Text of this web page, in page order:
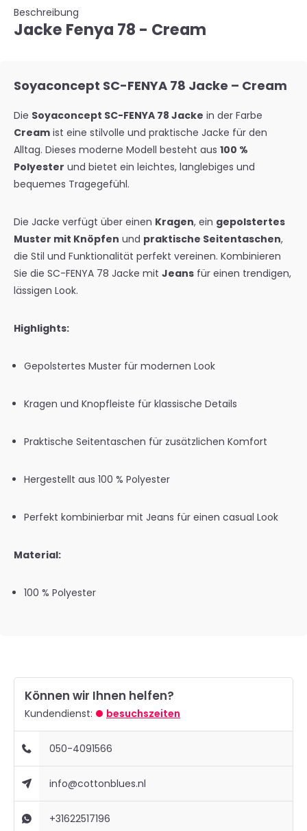
Beschreibung
Jacke Fenya 78 - Cream
Soyaconcept SC-FENYA 78 Jacke – Cream
Die Soyaconcept SC-FENYA 78 Jacke in der Farbe
Cream ist eine stilvolle und praktische Jacke für den
Alltag. Dieses moderne Modell besteht aus 100 %
Polyester und bietet ein leichtes, langlebiges und
bequemes Tragegefühl.
Die Jacke verfügt über einen Kragen, ein gepolstertes
Muster mit Knöpfen und praktische Seitentaschen,
die Stil und Funktionalität perfekt vereinen. Kombinieren
Sie die SC-FENYA 78 Jacke mit Jeans für einen trendigen,
lässigen Look.
Highlights:
Gepolstertes Muster für modernen Look
Kragen und Knopfleiste für klassische Details
Praktische Seitentaschen für zusätzlichen Komfort
Hergestellt aus 100 % Polyester
Perfekt kombinierbar mit Jeans für einen casual Look
Material:
100 % Polyester
Können wir Ihnen helfen?
Kundendienst: besuchszeiten
050-4091566
info@cottonblues.nl
+31622517196